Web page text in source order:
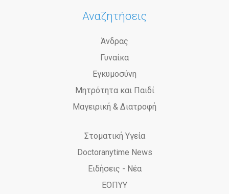
Αναζητήσεις
Άνδρας
Γυναίκα
Εγκυμοσύνη
Μητρότητα και Παιδί
Μαγειρική & Διατροφή
Στοματική Υγεία
Doctoranytime News
Ειδήσεις - Νέα
ΕΟΠΥΥ